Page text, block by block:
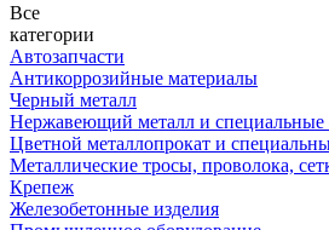
Все
категории
Автозапчасти
Антикоррозийные материалы
Черный металл
Нержавеющий металл и специальные
Цветной металлопрокат и
Металлические тросы, проволока,
Крепеж
Железобетонные изделия